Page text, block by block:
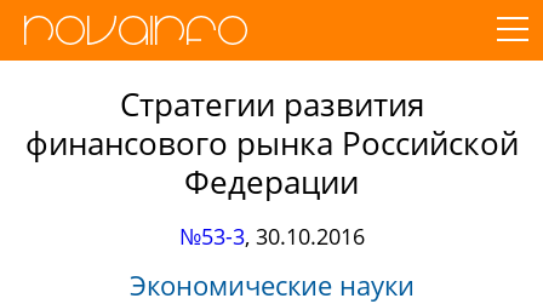
Стратегии развития
финансового рынка Российской
Федерации
№53-3, 30.10.2016
Экономические науки